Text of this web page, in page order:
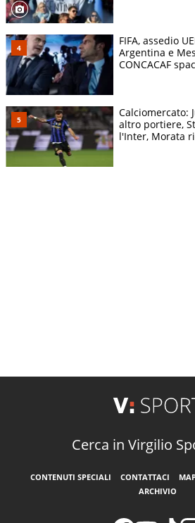
FIFA, assedio
Argentina e
CONCACAF
Calciomercato:
altro portiere,
l'Inter, Morata
Cerca in Virgilio
CONTENUTI SPECIALI CONTATTACI
ARCHIVIO